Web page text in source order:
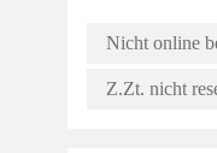
Nicht online
Z.Zt. nicht